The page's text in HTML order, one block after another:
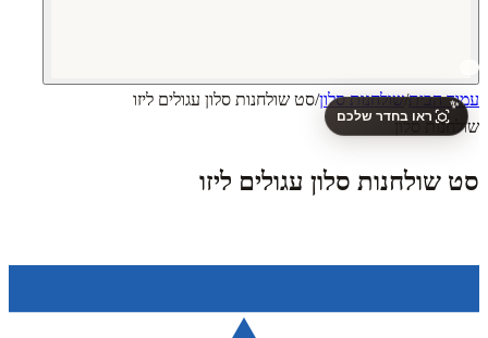
✨
ראו בחדר שלכם
עמוד הבית/שולחנות סלון/סט שולחנות סלון עגולים ליזו
שולחנות סלון
סט שולחנות סלון עגולים ליזו